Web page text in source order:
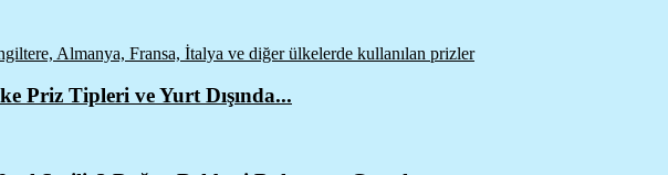
Priz Tipleri ve Yurt Dışında...